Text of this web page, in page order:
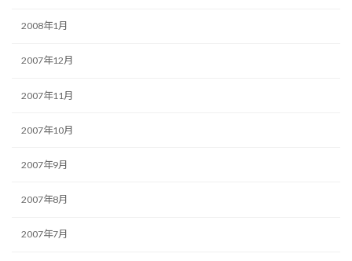
2008年1月
2007年12月
2007年11月
2007年10月
2007年9月
2007年8月
2007年7月